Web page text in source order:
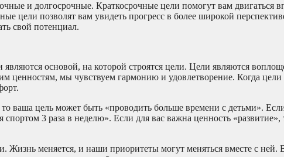
и долгосрочные. Краткосрочные цели помогут вам двигаться
цели позволят вам увидеть прогресс в более широкой
свой потенциал.
основой, на которой строятся цели. Цели являются
ценностям, мы чувствуем гармонию и удовлетворение. Когда цели
ваша цель может быть «проводить больше времени с детьми».
спортом 3 раза в неделю». Если для вас важна ценность
Жизнь меняется, и наши приоритеты могут меняться вместе с ней.